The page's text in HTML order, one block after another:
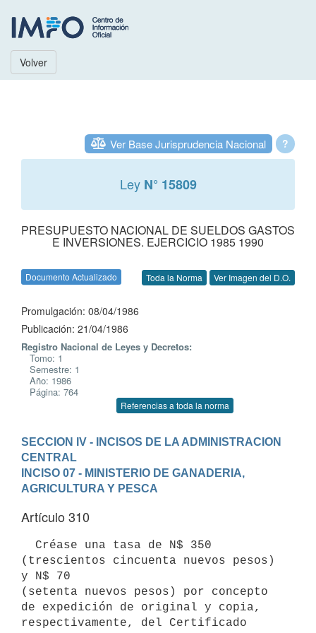
Volver
?
Ver Base Jurisprudencia Nacional
Ley N° 15809
PRESUPUESTO NACIONAL DE SUELDOS GASTOS
E INVERSIONES. EJERCICIO 1985 1990
Documento Actualizado Toda la Norma Ver Imagen del D.O.
Promulgación: 08/04/1986
Publicación: 21/04/1986
Registro Nacional de Leyes y Decretos:
Tomo: 1
Semestre: 1
Año: 1986
Página: 764
Referencias a toda la norma
SECCION IV - INCISOS DE LA ADMINISTRACION
CENTRAL
INCISO 07 - MINISTERIO DE GANADERIA,
AGRICULTURA Y PESCA
Artículo 310
(trescientos cincuenta nuevos pesos)
y N$ 70
(setenta nuevos pesos) por concepto
de expedición de original y copia,
respectivamente, del Certificado